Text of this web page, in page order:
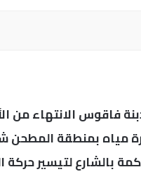
الانتهاء من
فى إصلاح ماسورة مياه
بالشارع لتيسير حركة